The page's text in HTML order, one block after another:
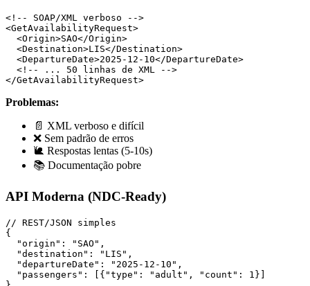
<!-- SOAP/XML verboso -->
<GetAvailabilityRequest>
  <Origin>SAO</Origin>
  <Destination>LIS</Destination>
  <DepartureDate>2025-12-10</DepartureDate>
  <!-- ... 50 linhas de XML -->
Problemas:
📄 XML verboso e difícil
❌ Sem padrão de erros
🐌 Respostas lentas (5-10s)
📚 Documentação pobre
API Moderna (NDC-Ready)
// REST/JSON simples
{
  "origin": "SAO",
  "destination": "LIS",
  "departureDate": "2025-12-10",
  "passengers": [{"type": "adult", "count": 1}]